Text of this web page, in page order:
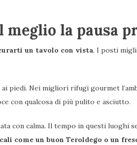
la pausa
un tavolo con vista. I posti
piedi. Nei migliori rifugi gourmet
con qualcosa di più pulito e asciutto.
con calma. Il tempo in questi luoghi
come un buon Teroldego o un